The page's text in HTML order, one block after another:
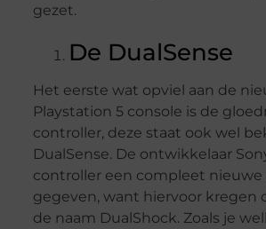
gezet.
De DualSense
Het eerste wat opviel aan de
Playstation 5 console is de
controller, deze staat ook wel
DualSense. De ontwikkelaar
controller een compleet nieuwe
gegeven, want hiervoor kregen
de naam DualShock. Zoals je